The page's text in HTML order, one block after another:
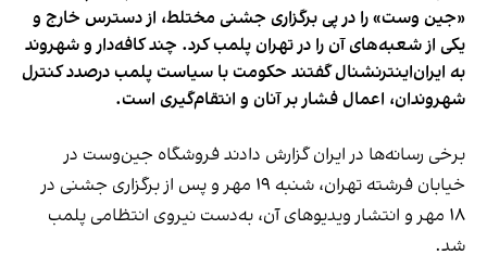
«جین وست» را در پی برگزاری جشنی مختلط، از دسترس خارج و
یکی از شعبه‌های آن را در تهران پلمب کرد. چند کافه‌‌دار و شهروند
به ایران‌اینترنشنال گفتند حکومت با سیاست پلمب درصدد کنترل
شهروندان، اعمال فشار بر آنان و انتقام‌گیری است.
برخی رسانه‌ها در ایران گزارش دادند فروشگاه جین‌وست در
خیابان فرشته تهران، شنبه ۱۹ مهر و پس از برگزاری جشنی در
۱۸ مهر و انتشار ویدیوهای آن، به‌دست نیروی انتظامی پلمب
شد.